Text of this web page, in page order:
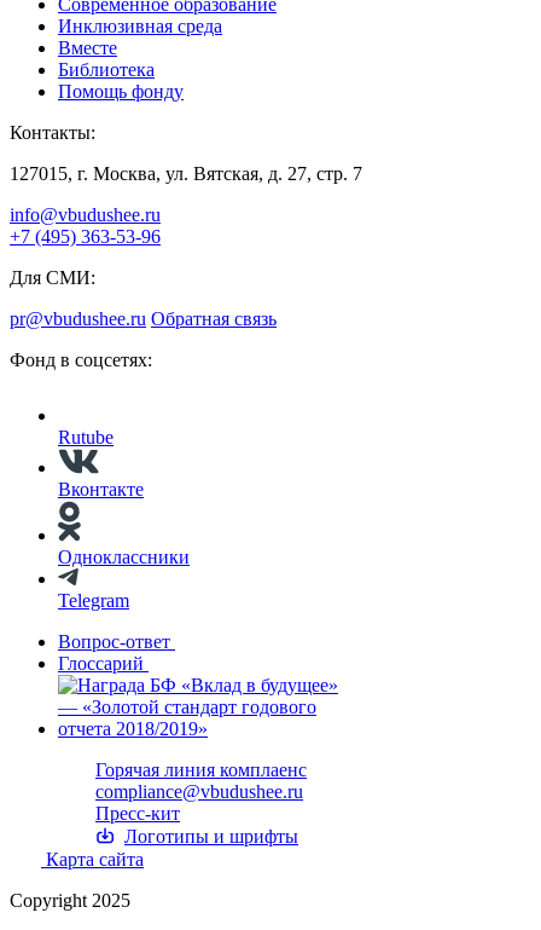
Современное образование
Инклюзивная среда
Вместе
Библиотека
Помощь фонду
Контакты:
127015, г. Москва, ул. Вятская, д. 27, стр. 7
info@vbudushee.ru
+7 (495) 363-53-96
Для СМИ:
pr@vbudushee.ru Обратная связь
Фонд в соцсетях:
Rutube
Вконтакте
Одноклассники
Telegram
Вопрос-ответ
Глоссарий
Горячая линия комплаенс
compliance@vbudushee.ru
Пресс-кит
Логотипы и шрифты
Карта сайта
Copyright 2025